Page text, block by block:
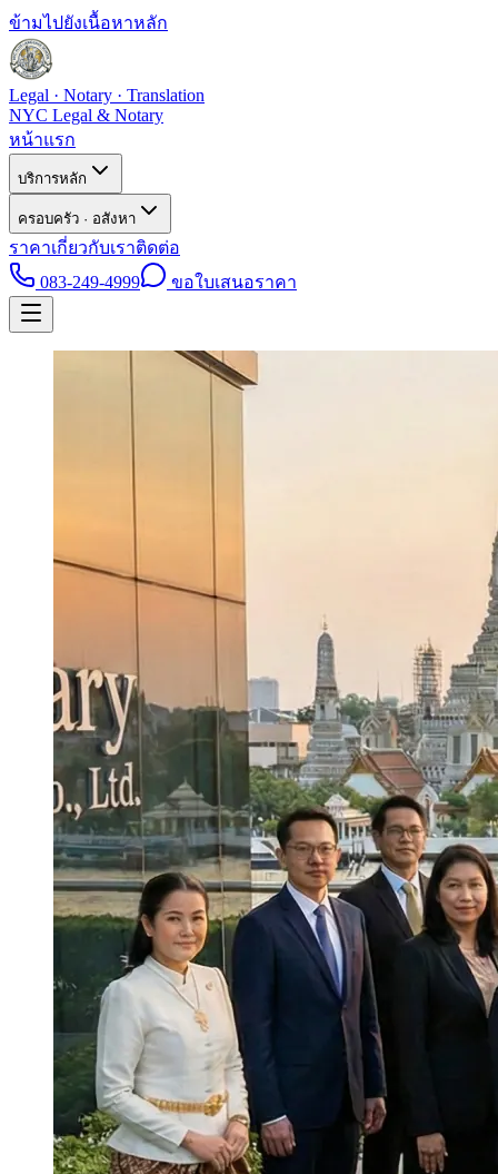
ข้ามไปยังเนื้อหาหลัก
Legal · Notary · Translation
NYC Legal & Notary
หน้าแรก
บริการหลัก
ครอบครัว · อสังหา
ราคาเกี่ยวกับเราติดต่อ
083-249-4999
ขอใบเสนอราคา